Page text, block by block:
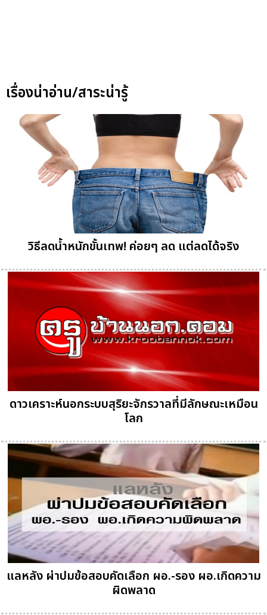
เรื่องน่าอ่าน/สาระน่ารู้
วิธีลดน้ำหนักขั้นเทพ! ค่อยๆ ลด แต่ลดได้จริง
ดาวเคราะห์นอกระบบสุริยะจักรวาลที่มีลักษณะเหมือน
โลก
แลหลัง ผ่าปมข้อสอบคัดเลือก ผอ.-รอง ผอ.เกิดความ
ผิดพลาด